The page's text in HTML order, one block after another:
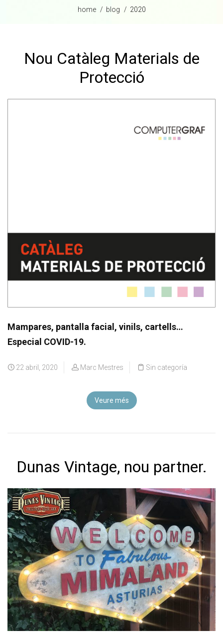
home blog 2020
Nou Catàleg Materials de
Protecció
Mampares, pantalla facial, vinils, cartells…
Especial COVID-19.
22 abril, 2020 Marc Mestres Sin categoría
Veure més
Dunas Vintage, nou partner.